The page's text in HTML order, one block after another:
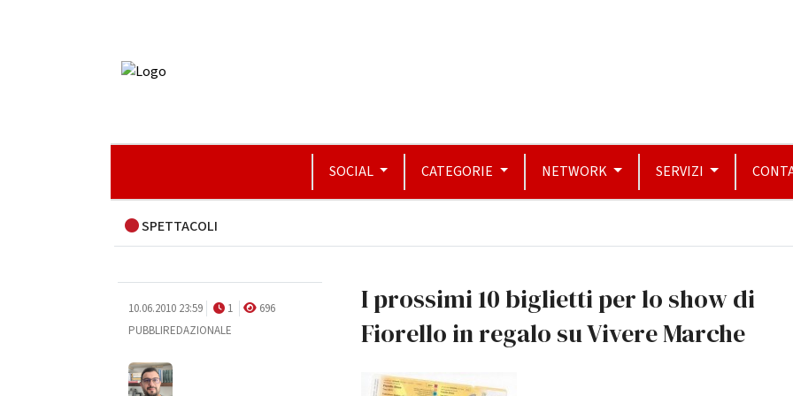
SOCIAL CATEGORIE NETWORK SERVIZI
SPETTACOLI
10.06.2010 23:59 1
696
PUBBLIREDAZIONALE
I prossimi 10 biglietti per lo show di
Fiorello in regalo su Vivere Marche